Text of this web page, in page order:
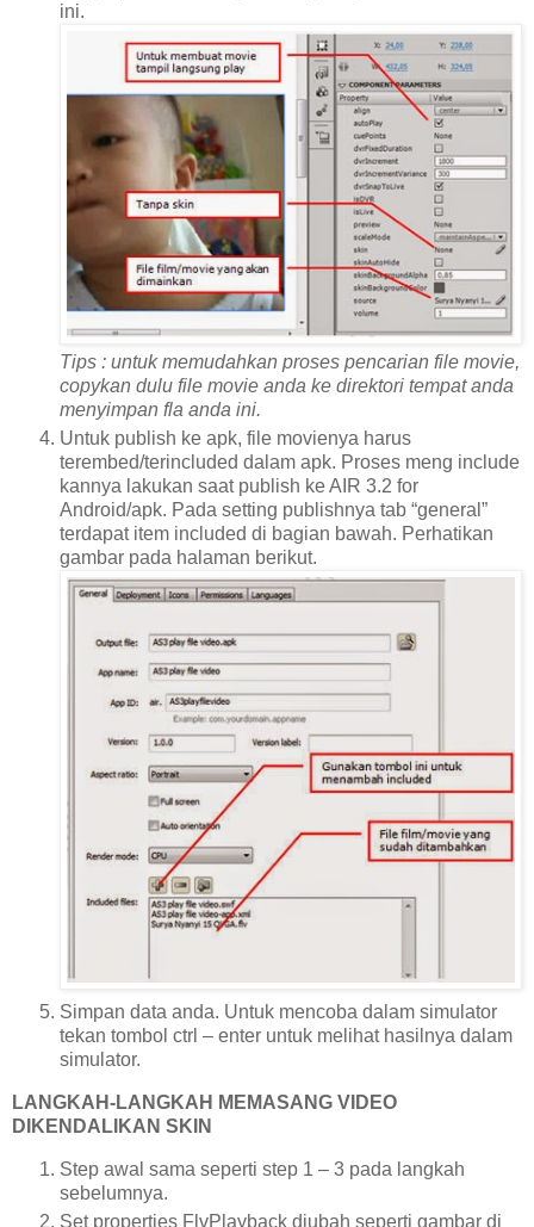
ini.
Tips : untuk memudahkan proses pencarian file movie,
copykan dulu file movie anda ke direktori tempat anda
menyimpan fla anda ini.
Untuk publish ke apk, file movienya harus
terembed/terincluded dalam apk. Proses meng include
kannya lakukan saat publish ke AIR 3.2 for
Android/apk. Pada setting publishnya tab “general”
terdapat item included di bagian bawah. Perhatikan
gambar pada halaman berikut.
Simpan data anda. Untuk mencoba dalam simulator
tekan tombol ctrl – enter untuk melihat hasilnya dalam
simulator.
LANGKAH-LANGKAH MEMASANG VIDEO
DIKENDALIKAN SKIN
Step awal sama seperti step 1 – 3 pada langkah
sebelumnya.
Set properties FlvPlayback diubah seperti gambar di